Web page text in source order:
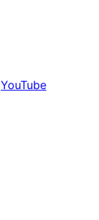
YouTube